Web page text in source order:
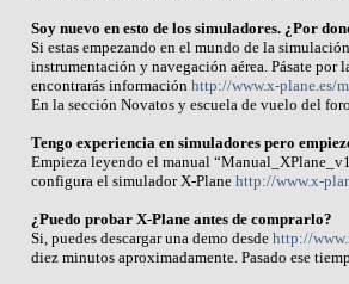
Soy nuevo en esto de los simuladores. ¿Por
Si estas empezando en el mundo de la
instrumentación y navegación aérea. Pásate por
encontrarás información http://www.x-plane.es/
En la sección Novatos y escuela de vuelo del
Tengo experiencia en simuladores pero
Empieza leyendo el manual
configura el simulador X-Plane http://www.x-
¿Puedo probar X-Plane antes de comprarlo?
Si, puedes descargar una demo desde http://
diez minutos aproximadamente. Pasado ese